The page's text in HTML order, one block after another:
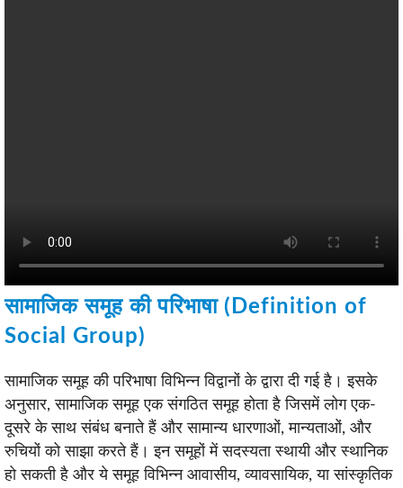
सामाजिक समूह की परिभाषा (Definition of
Social Group)
सामाजिक समूह की परिभाषा विभिन्न विद्वानों के द्वारा दी गई है। इसके
अनुसार, सामाजिक समूह एक संगठित समूह होता है जिसमें लोग एक-
दूसरे के साथ संबंध बनाते हैं और सामान्य धारणाओं, मान्यताओं, और
रुचियों को साझा करते हैं। इन समूहों में सदस्यता स्थायी और स्थानिक
हो सकती है और ये समूह विभिन्न आवासीय, व्यावसायिक, या सांस्कृतिक